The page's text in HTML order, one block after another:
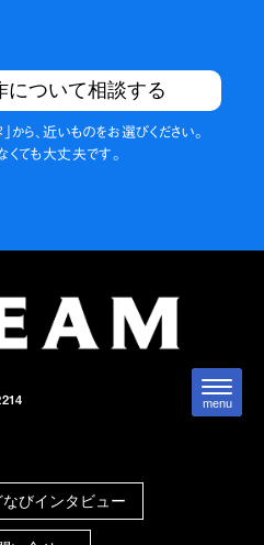
について相談する
から、近いものをお選びください。
くても 大丈夫です。
N
a
v
menu
びインタビュー